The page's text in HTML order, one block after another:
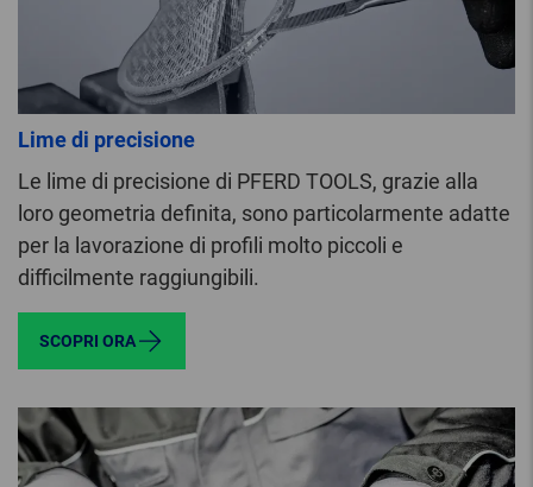
Lime di precisione
Le lime di precisione di PFERD TOOLS, grazie alla
loro geometria definita, sono particolarmente adatte
per la lavorazione di profili molto piccoli e
difficilmente raggiungibili.
SCOPRI ORA